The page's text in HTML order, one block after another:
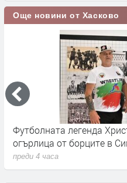
Още новини от Хасково
Футболната легенда
огърлица от борците в
преди 4 часа